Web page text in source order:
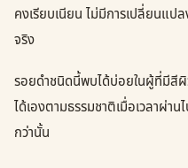
คงเรียบเนียน ไม่มีการเปลี่ยนแ
จริง
รอยดำชนิดนี้พบได้บ่อยในผู้ที่มีสีผิ
ได้เองตามธรรมชาติเมื่อเวลาผ่า
กว่านั้น